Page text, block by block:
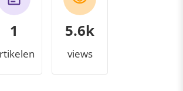
1 6.1k
views